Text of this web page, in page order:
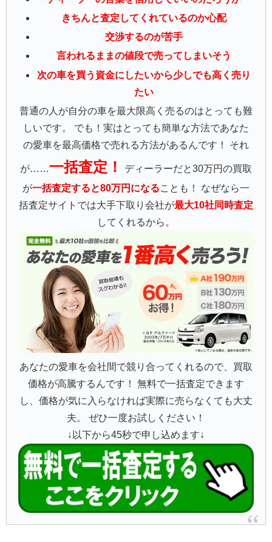
きちんと査定してくれているのか心配
交渉するのが苦手
言われるままの値段で売ってしまいそう
次の車を買う資金にしたいから少しでも高く売り
たい
普通の人が自分の車を最大限高く売るのはとっても難
しいです。 でも！実はとっても簡単な方法であなた
の愛車を最高価格で売れる方法があるんです！ それ
が……一括査定！
ディーラーだと30万円の買取
が一括査定すると80万円になることも！ なぜなら一
括査定サイトでは大手下取り会社が最大10社同時査定
してくれるから。
あなたの愛車を会社間で競り合ってくれるので、買取
価格が高騰するんです！ 無料で一括査定できます
し、価格が気に入らなければ実際に売らなくても大丈
夫。 ぜひ一度お試しください！
↓以下から45秒で申し込めます↓